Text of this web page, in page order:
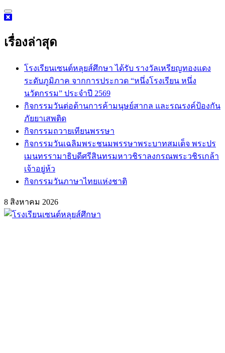
Skip
to
เรื่องล่าสุด
โรงเรียนเซนต์หลุยส์ศึกษา ได้รับ รางวัลเหรียญทองแดง
ระดับภูมิภาค จากการประกวด “หนึ่งโรงเรียน หนึ่ง
นวัตกรรม” ประจำปี 2569
กิจกรรม​วันต่อต้านการค้ามนุษย์สากล และรณรงค์ป้องกัน
ภัยยาเสพติด
กิจกรรมถวายเทียนพรรษา
กิจกรรมวันเฉลิมพระชนมพรรษาพระบาทสมเด็จ พระปร
เมนทรรามาธิบดีศรีสินทรมหาวชิราลงกรณพระวชิรเกล้า
เจ้าอยู่ห้ว
กิจกรรมวันภาษาไทยแห่งชาติ
8 สิงหาคม 2026